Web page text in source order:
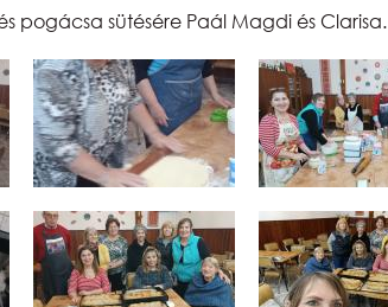
pogácsa sütésére Paál Magdi és Clarisa.